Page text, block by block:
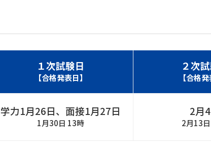
１次試験日
【合格発表日】
２次
【合格発
学力1月26日、面接1月27日
1月30日 13時
2月
2月13